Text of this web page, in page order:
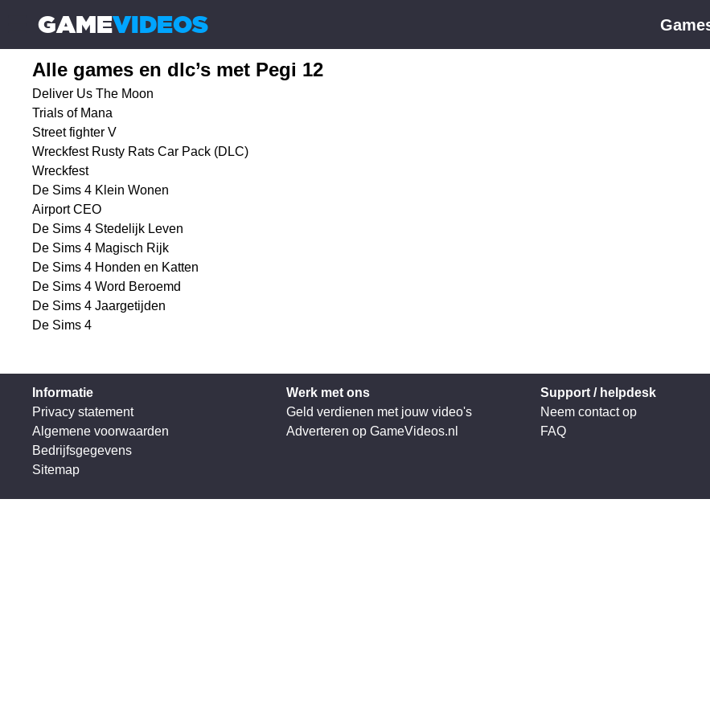
GAMEVIDEOS
Alle games en dlc’s met Pegi 12
Deliver Us The Moon
Trials of Mana
Street fighter V
Wreckfest Rusty Rats Car Pack (DLC)
Wreckfest
De Sims 4 Klein Wonen
Airport CEO
De Sims 4 Stedelijk Leven
De Sims 4 Magisch Rijk
De Sims 4 Honden en Katten
De Sims 4 Word Beroemd
De Sims 4 Jaargetijden
De Sims 4
Informatie
Privacy statement
Algemene voorwaarden
Bedrijfsgegevens
Sitemap
Werk met ons
Geld verdienen met jouw video's
Adverteren op GameVideos.nl
Support / helpdesk
Neem contact op
FAQ